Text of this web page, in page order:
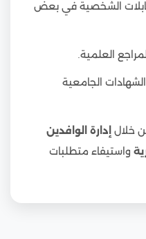
الشخصية في بعض
العلمية.
الجامعية
خلال إدارة الوافدين
واستيفاء متطلبات